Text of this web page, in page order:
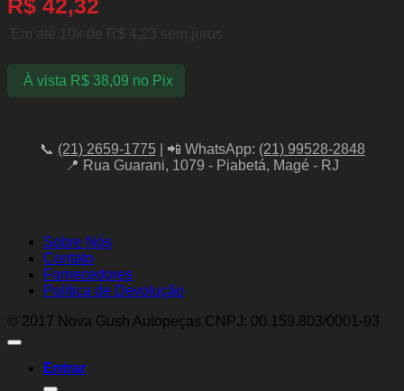
R$ 42,32
Em até 10x de R$ 4,23 sem juros
À vista R$38,09 no Pix
📞 (21) 2659-1775| 📲 WhatsApp: (21) 99528-2848
📍 Rua Guarani, 1079 - Piabetá, Magé - RJ
Sobre Nós
Contato
Fornecedores
Política de Devolução
© 2017 Nova Gush Autopeças CNPJ: 00.159.803/0001-93
Entrar